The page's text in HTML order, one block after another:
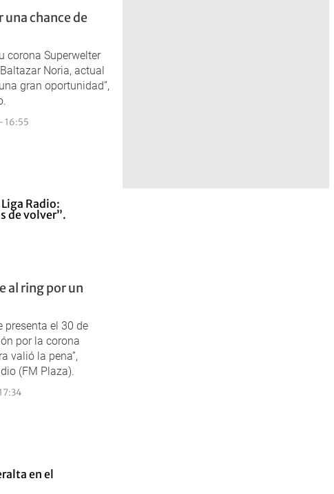
una chance de
corona Superwelter
Noria, actual
gran oportunidad”,
16:55
al ring por un
presenta el 30 de
por la corona
valió la pena”,
(FM Plaza).